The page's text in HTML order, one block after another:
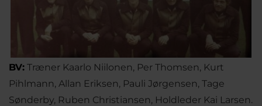
BV: Træner Kaarlo Niilonen, Per Thomsen, Kurt
Pihlmann, Allan Eriksen, Pauli Jørgensen, Tage
Sønderby, Ruben Christiansen, Holdleder Kai Larsen.